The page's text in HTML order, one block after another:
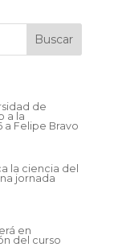
de
a la
a Felipe Bravo
la ciencia del
jornada
en
del curso